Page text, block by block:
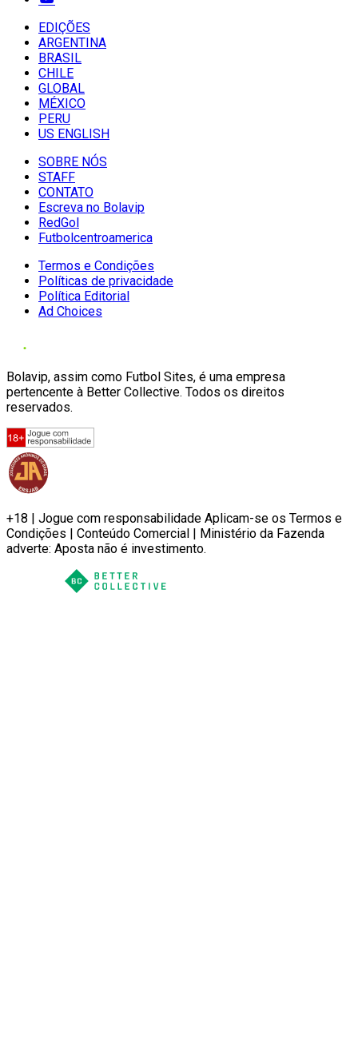
EDIÇÕES
ARGENTINA
BRASIL
CHILE
GLOBAL
MÉXICO
PERU
US ENGLISH
SOBRE NÓS
STAFF
CONTATO
Escreva no Bolavip
RedGol
Futbolcentroamerica
Termos e Condições
Políticas de privacidade
Política Editorial
Ad Choices
Bolavip, assim como Futbol Sites, é uma empresa
pertencente à Better Collective. Todos os direitos
reservados.
+18 | Jogue com responsabilidade Aplicam-se os Termos e
Condições | Conteúdo Comercial | Ministério da Fazenda
adverte: Aposta não é investimento.